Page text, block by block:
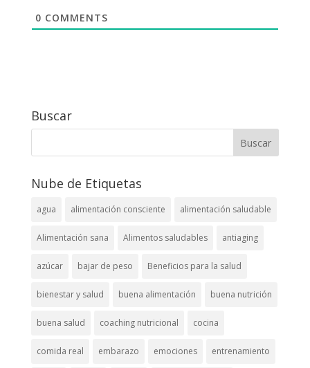
0 COMMENTS
Buscar
Nube de Etiquetas
agua alimentación consciente alimentación saludable
Alimentación sana Alimentos saludables antiaging
azúcar bajar de peso Beneficios para la salud
bienestar y salud buena alimentación buena nutrición
buena salud coaching nutricional cocina
comida real embarazo emociones entrenamiento